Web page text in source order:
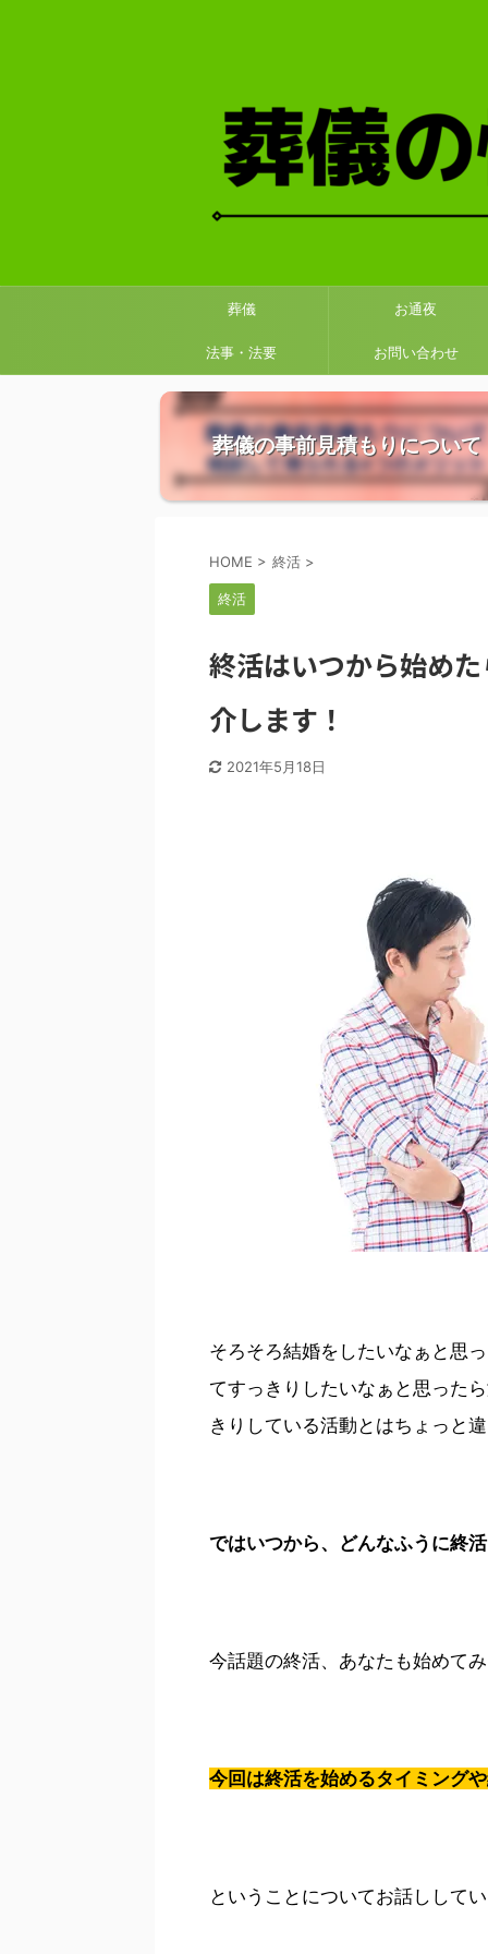
葬儀 お通夜
法事・法要 お問い合わせ
葬儀の事前見積もりについて
HOME > 終活 >
終活
終活はいつから始め
介します！
2021年5月18日
そろそろ結婚をしたいなぁと思
てすっきりしたいなぁと思った
きりしている活動とはちょっと
ではいつから、どんなふうに終
今話題の終活、あなたも始めて
今回は終活を始めるタイミング
ということについてお話しして